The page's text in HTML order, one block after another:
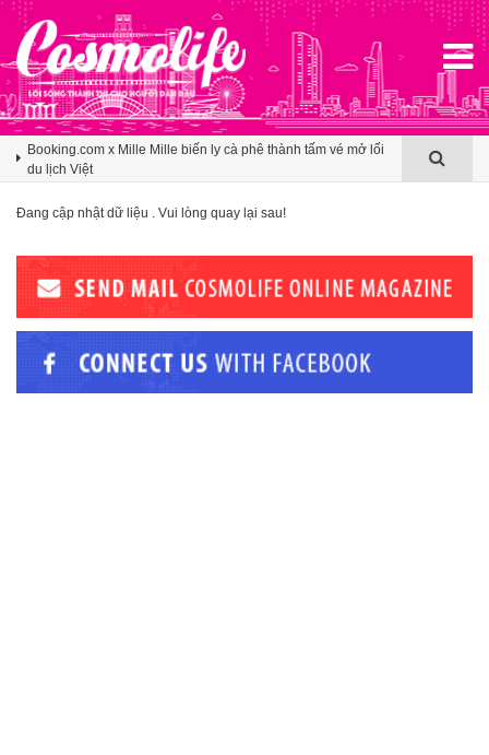
Agoda ghi nhận Việt Nam bứt phá trên bản đồ du lịch mùa hè
châu Á nhờ sức hút ngày càng lan rộng
Booking.com x Mille Mille biến ly cà phê thành tấm vé mở lối
du lịch Việt
Klook hé lộ khoảng trống cảm ơn trong văn hóa du lịch nhóm
của người Việt
Agoda ghi nhận Việt Nam bứt phá trên bản đồ du lịch mùa hè
châu Á nhờ sức hút ngày càng lan rộng
Booking.com x Mille Mille biến ly cà phê thành tấm vé mở lối
Đang cập nhật dữ liệu . Vui lòng quay lại sau!